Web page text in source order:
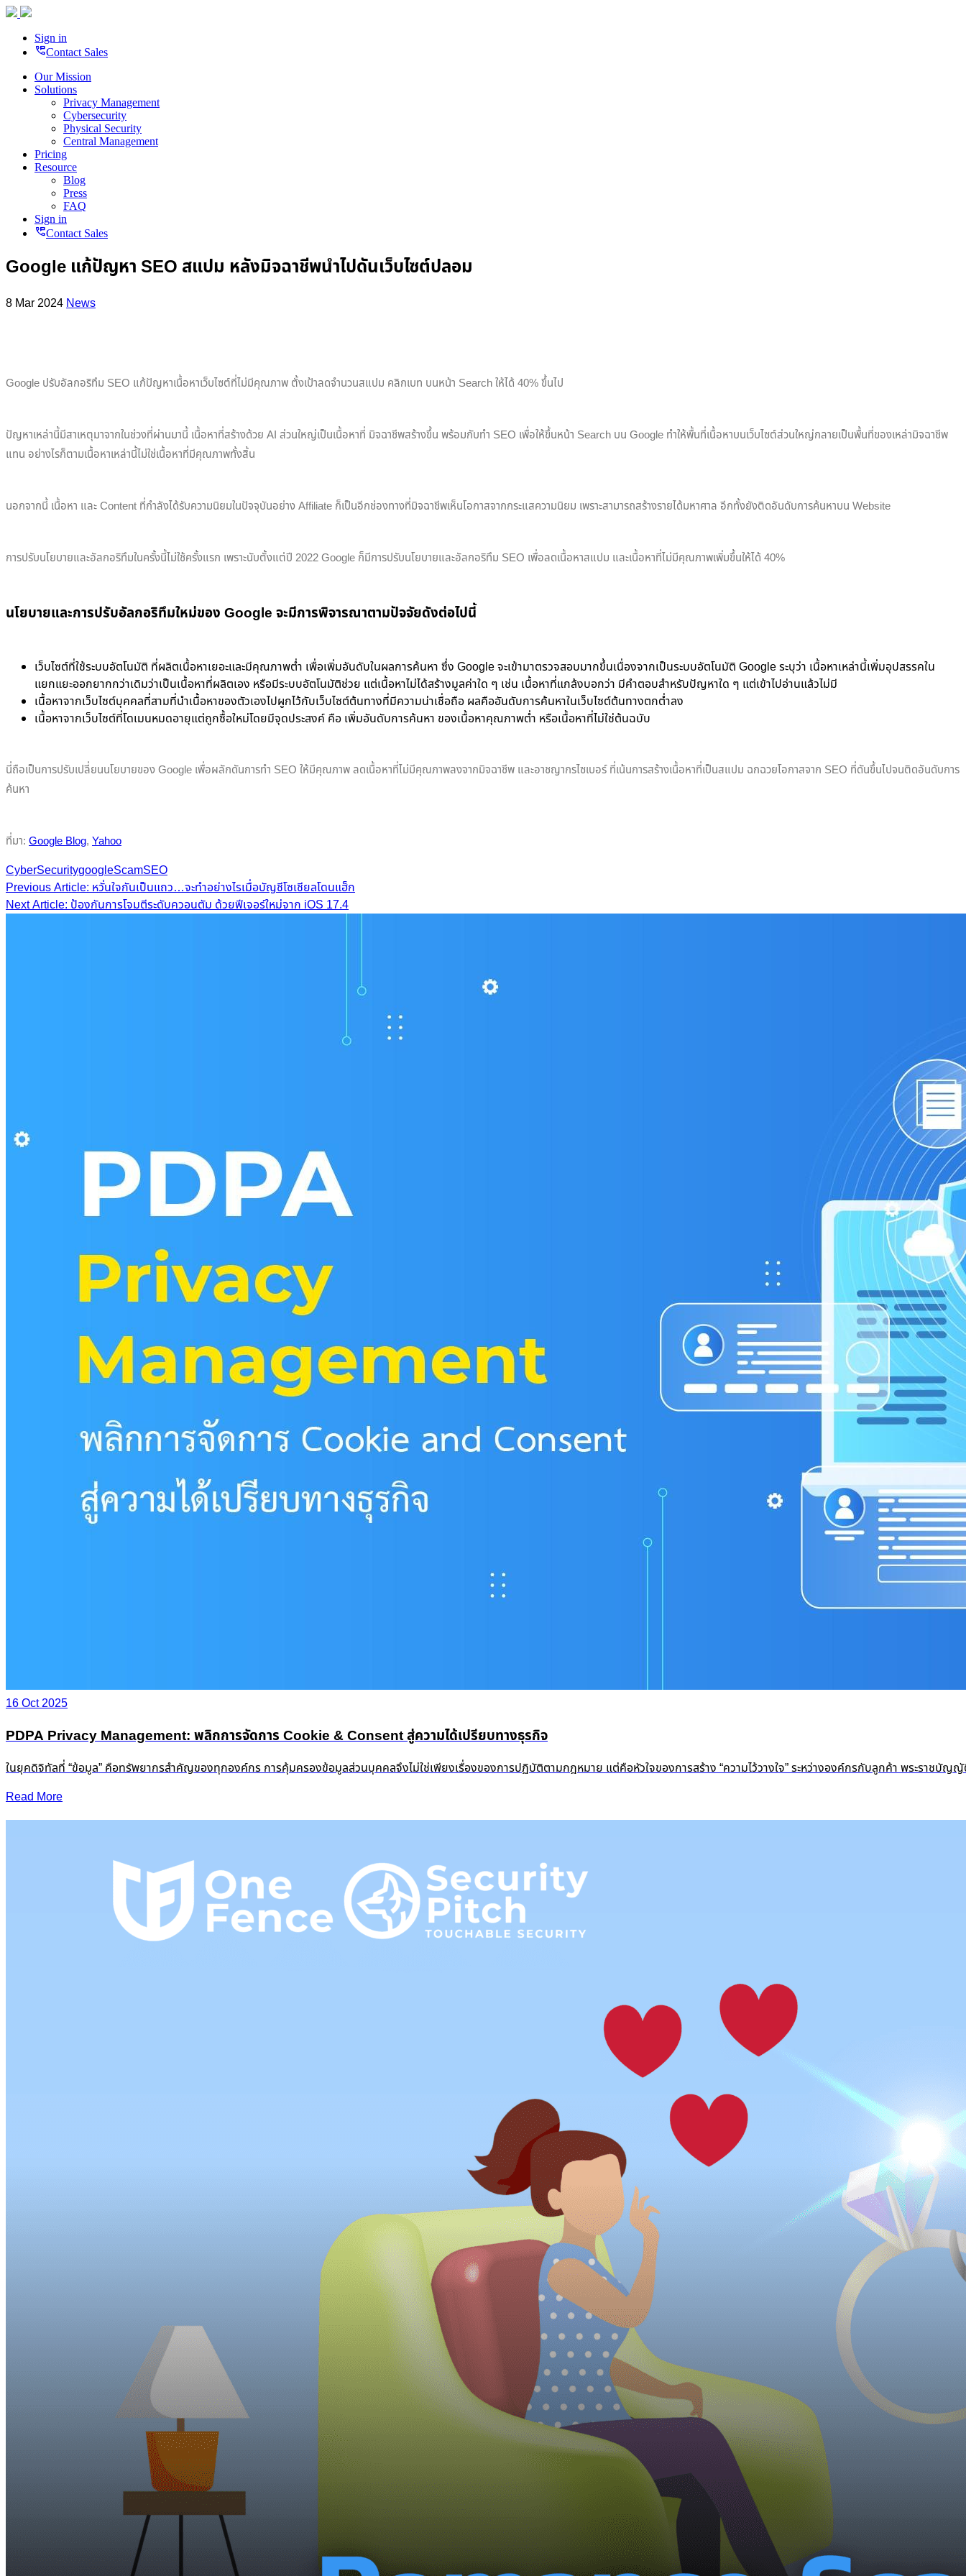
Sign in
perm_phone_msgContact Sales
Our Mission
Solutions
Privacy Management
Cybersecurity
Physical Security
Central Management
Pricing
Resource
Blog
Press
FAQ
Sign in
perm_phone_msgContact Sales
Google แก้ปัญหา SEO สแปม หลังมิจฉาชีพนำไปดันเว็บไซต์ปลอม
8 Mar 2024News
Google ปรับอัลกอริทึม SEO แก้ปัญหาเนื้อหาเว็บไซต์ที่ไม่มีคุณภาพ ตั้งเป้าลดจำนวนสแปม คลิกเบท บนหน้า Search ให้ได้ 40% ขึ้นไป
ปัญหาเหล่านี้มีสาเหตุมาจากในช่วงที่ผ่านมานี้ เนื้อหาที่สร้างด้วย AI ส่วนใหญ่เป็นเนื้อหาที่ มิจฉาชีพสร้างขึ้น พร้อมกับทำ SEO เพื่อให้ขึ้นหน้า Search บน Google ทำให้พื้นที่เนื้อหาบนเว็บไซต์ส่วนใหญ่กลายเป็นพื้นที่ของเหล่ามิจฉาชีพ
แทน อย่างไรก็ตามเนื้อหาเหล่านี้ไม่ใช่เนื้อหาที่มีคุณภาพทั้งสิ้น
นอกจากนี้ เนื้อหา และ Content ที่กำลังได้รับความนิยมในปัจจุบันอย่าง Affiliate ก็เป็นอีกช่องทางที่มิจฉาชีพเห็นโอกาสจากกระแสความนิยม เพราะสามารถสร้างรายได้มหาศาล อีกทั้งยังติดอันดับการค้นหาบน Website
การปรับนโยบายและอัลกอริทึมในครั้งนี้ไม่ใช้ครั้งแรก เพราะนับตั้งแต่ปี 2022 Google ก็มีการปรับนโยบายและอัลกอริทึม SEO เพื่อลดเนื้อหาสแปม และเนื้อหาที่ไม่มีคุณภาพเพิ่มขึ้นให้ได้ 40%
นโยบายและการปรับอัลกอริทึมใหม่ของ Google จะมีการพิจารณาตามปัจจัยดังต่อไปนี้
เว็บไซต์ที่ใช้ระบบอัตโนมัติ ที่ผลิตเนื้อหาเยอะและมีคุณภาพต่ำ เพื่อเพิ่มอันดับในผลการค้นหา ซึ่ง Google จะเข้ามาตรวจสอบมากขึ้นเนื่องจากเป็นระบบอัตโนมัติ Google ระบุว่า เนื้อหาเหล่านี้เพิ่มอุปสรรคใน
แยกแยะออกยากกว่าเดิมว่าเป็นเนื้อหาที่ผลิตเอง หรือมีระบบอัตโนมัติช่วย แต่เนื้อหาไม่ได้สร้างมูลค่าใด ๆ เช่น เนื้อหาที่แกล้งบอกว่า มีคำตอบสำหรับปัญหาใด ๆ แต่เข้าไปอ่านแล้วไม่มี
เนื้อหาจากเว็บไซต์บุคคลที่สามที่นำเนื้อหาของตัวเองไปผูกไว้กับเว็บไซต์ต้นทางที่มีความน่าเชื่อถือ ผลคืออันดับการค้นหาในเว็บไซต์ต้นทางตกต่ำลง
เนื้อหาจากเว็บไซต์ที่โดเมนหมดอายุแต่ถูกซื้อใหม่โดยมีจุดประสงค์ คือ เพิ่มอันดับการค้นหา ของเนื้อหาคุณภาพต่ำ หรือเนื้อหาที่ไม่ใช่ต้นฉบับ
นี่ถือเป็นการปรับเปลี่ยนนโยบายของ Google เพื่อผลักดันการทำ SEO ให้มีคุณภาพ ลดเนื้อหาที่ไม่มีคุณภาพลงจากมิจฉาชีพ และอาชญากรไซเบอร์ ที่เน้นการสร้างเนื้อหาที่เป็นสแปม ฉกฉวยโอกาสจาก SEO ที่ดันขึ้นไปจนติดอันดับการ
ค้นหา
ที่มา: Google Blog, Yahoo
CyberSecuritygoogleScamSEO
Post
navigation
Previous Article: หวั่นใจกันเป็นแถว…จะทำอย่างไรเมื่อบัญชีโซเชียลโดนแฮ็ก
Next Article: ป้องกันการโจมตีระดับควอนตัม ด้วยฟีเจอร์ใหม่จาก iOS 17.4
16 Oct 2025
PDPA Privacy Management: พลิกการจัดการ Cookie & Consent สู่ความได้เปรียบทางธุรกิจ
ในยุคดิจิทัลที่ “ข้อมูล” คือทรัพยากรสำคัญของทุกองค์กร การคุ้มครองข้อมูลส่วนบุคคลจึงไม่ใช่เพียงเรื่องของการปฏิบัติตามกฎหมาย แต่คือหัวใจของการสร้าง “ความไว้วางใจ” ระหว่างองค์กรกับลูกค้า พระราช
Read More